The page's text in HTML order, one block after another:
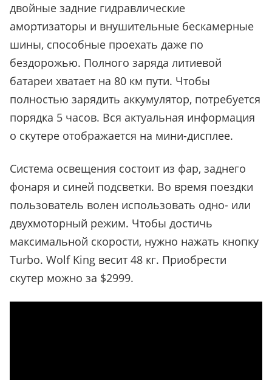
двойные задние гидравлические
амортизаторы и внушительные бескамерные
шины, способные проехать даже по
бездорожью. Полного заряда литиевой
батареи хватает на 80 км пути. Чтобы
полностью зарядить аккумулятор, потребуется
порядка 5 часов. Вся актуальная информация
о скутере отображается на мини-дисплее.
Система освещения состоит из фар, заднего
фонаря и синей подсветки. Во время поездки
пользователь волен использовать одно- или
двухмоторный режим. Чтобы достичь
максимальной скорости, нужно нажать кнопку
Turbo. Wolf King весит 48 кг. Приобрести
скутер можно за $2999.